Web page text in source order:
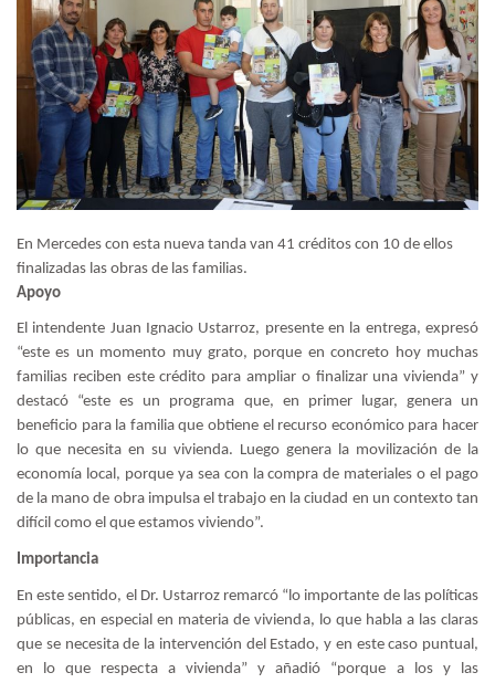
En Mercedes con esta nueva tanda van 41 créditos con 10 de ellos
finalizadas las obras de las familias.
Apoyo
El intendente Juan Ignacio Ustarroz, presente en la entrega, expresó
“este es un momento muy grato, porque en concreto hoy muchas
familias reciben este crédito para ampliar o finalizar una vivienda” y
destacó “este es un programa que, en primer lugar, genera un
beneficio para la familia que obtiene el recurso económico para hacer
lo que necesita en su vivienda. Luego genera la movilización de la
economía local, porque ya sea con la compra de materiales o el pago
de la mano de obra impulsa el trabajo en la ciudad en un contexto tan
difícil como el que estamos viviendo”.
Importancia
En este sentido, el Dr. Ustarroz remarcó “lo importante de las políticas
públicas, en especial en materia de vivienda, lo que habla a las claras
que se necesita de la intervención del Estado, y en este caso puntual,
en lo que respecta a vivienda” y añadió “porque a los y las